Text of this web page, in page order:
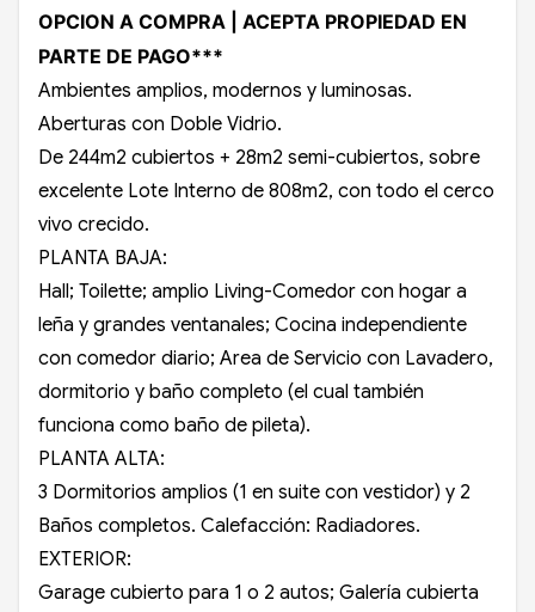
OPCION A COMPRA | ACEPTA PROPIEDAD EN
PARTE DE PAGO***
Ambientes amplios, modernos y luminosas.
Aberturas con Doble Vidrio.
De 244m2 cubiertos + 28m2 semi-cubiertos, sobre
excelente Lote Interno de 808m2, con todo el cerco
vivo crecido.
PLANTA BAJA:
Hall; Toilette; amplio Living-Comedor con hogar a
leña y grandes ventanales; Cocina independiente
con comedor diario; Area de Servicio con Lavadero,
dormitorio y baño completo (el cual también
funciona como baño de pileta).
PLANTA ALTA:
3 Dormitorios amplios (1 en suite con vestidor) y 2
Baños completos. Calefacción: Radiadores.
EXTERIOR:
Garage cubierto para 1 o 2 autos; Galería cubierta